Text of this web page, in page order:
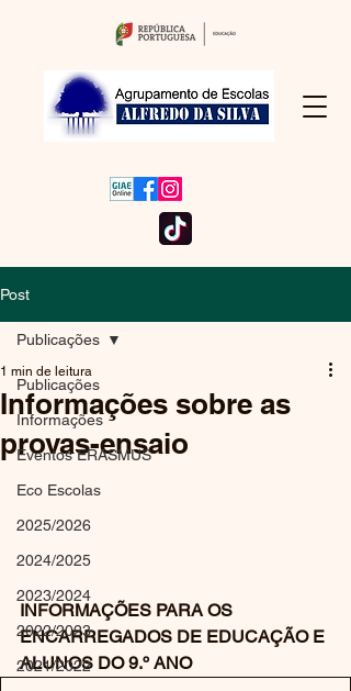
Post
Publicações
Informações
Eventos ERASMUS
Eco Escolas
2025/2026
2024/2025
2023/2024
2022/2023
2021/2022
Publicações
Informações sobre as
provas-ensaio
1 min de leitura
INFORMAÇÕES PARA OS
ENCARREGADOS DE EDUCAÇÃO E
ALUNOS DO 9.º ANO